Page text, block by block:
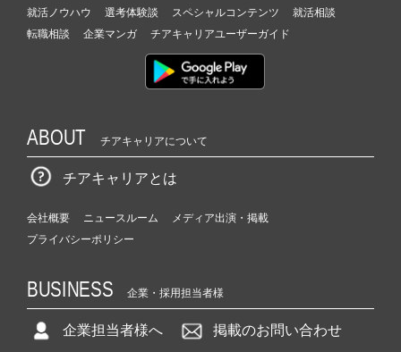
就活ノウハウ 選考体験談 スペシャルコンテンツ
就活相談
転職相談
企業マンガ チアキャリアユーザーガイド
ABOUT チアキャリアについて
チアキャリアとは
会社概要 ニュースルーム
メディア出演・掲載
プライバシーポリシー
BUSINESS 企業・採用担当者様
企業担当者様へ 掲載のお問い合わせ